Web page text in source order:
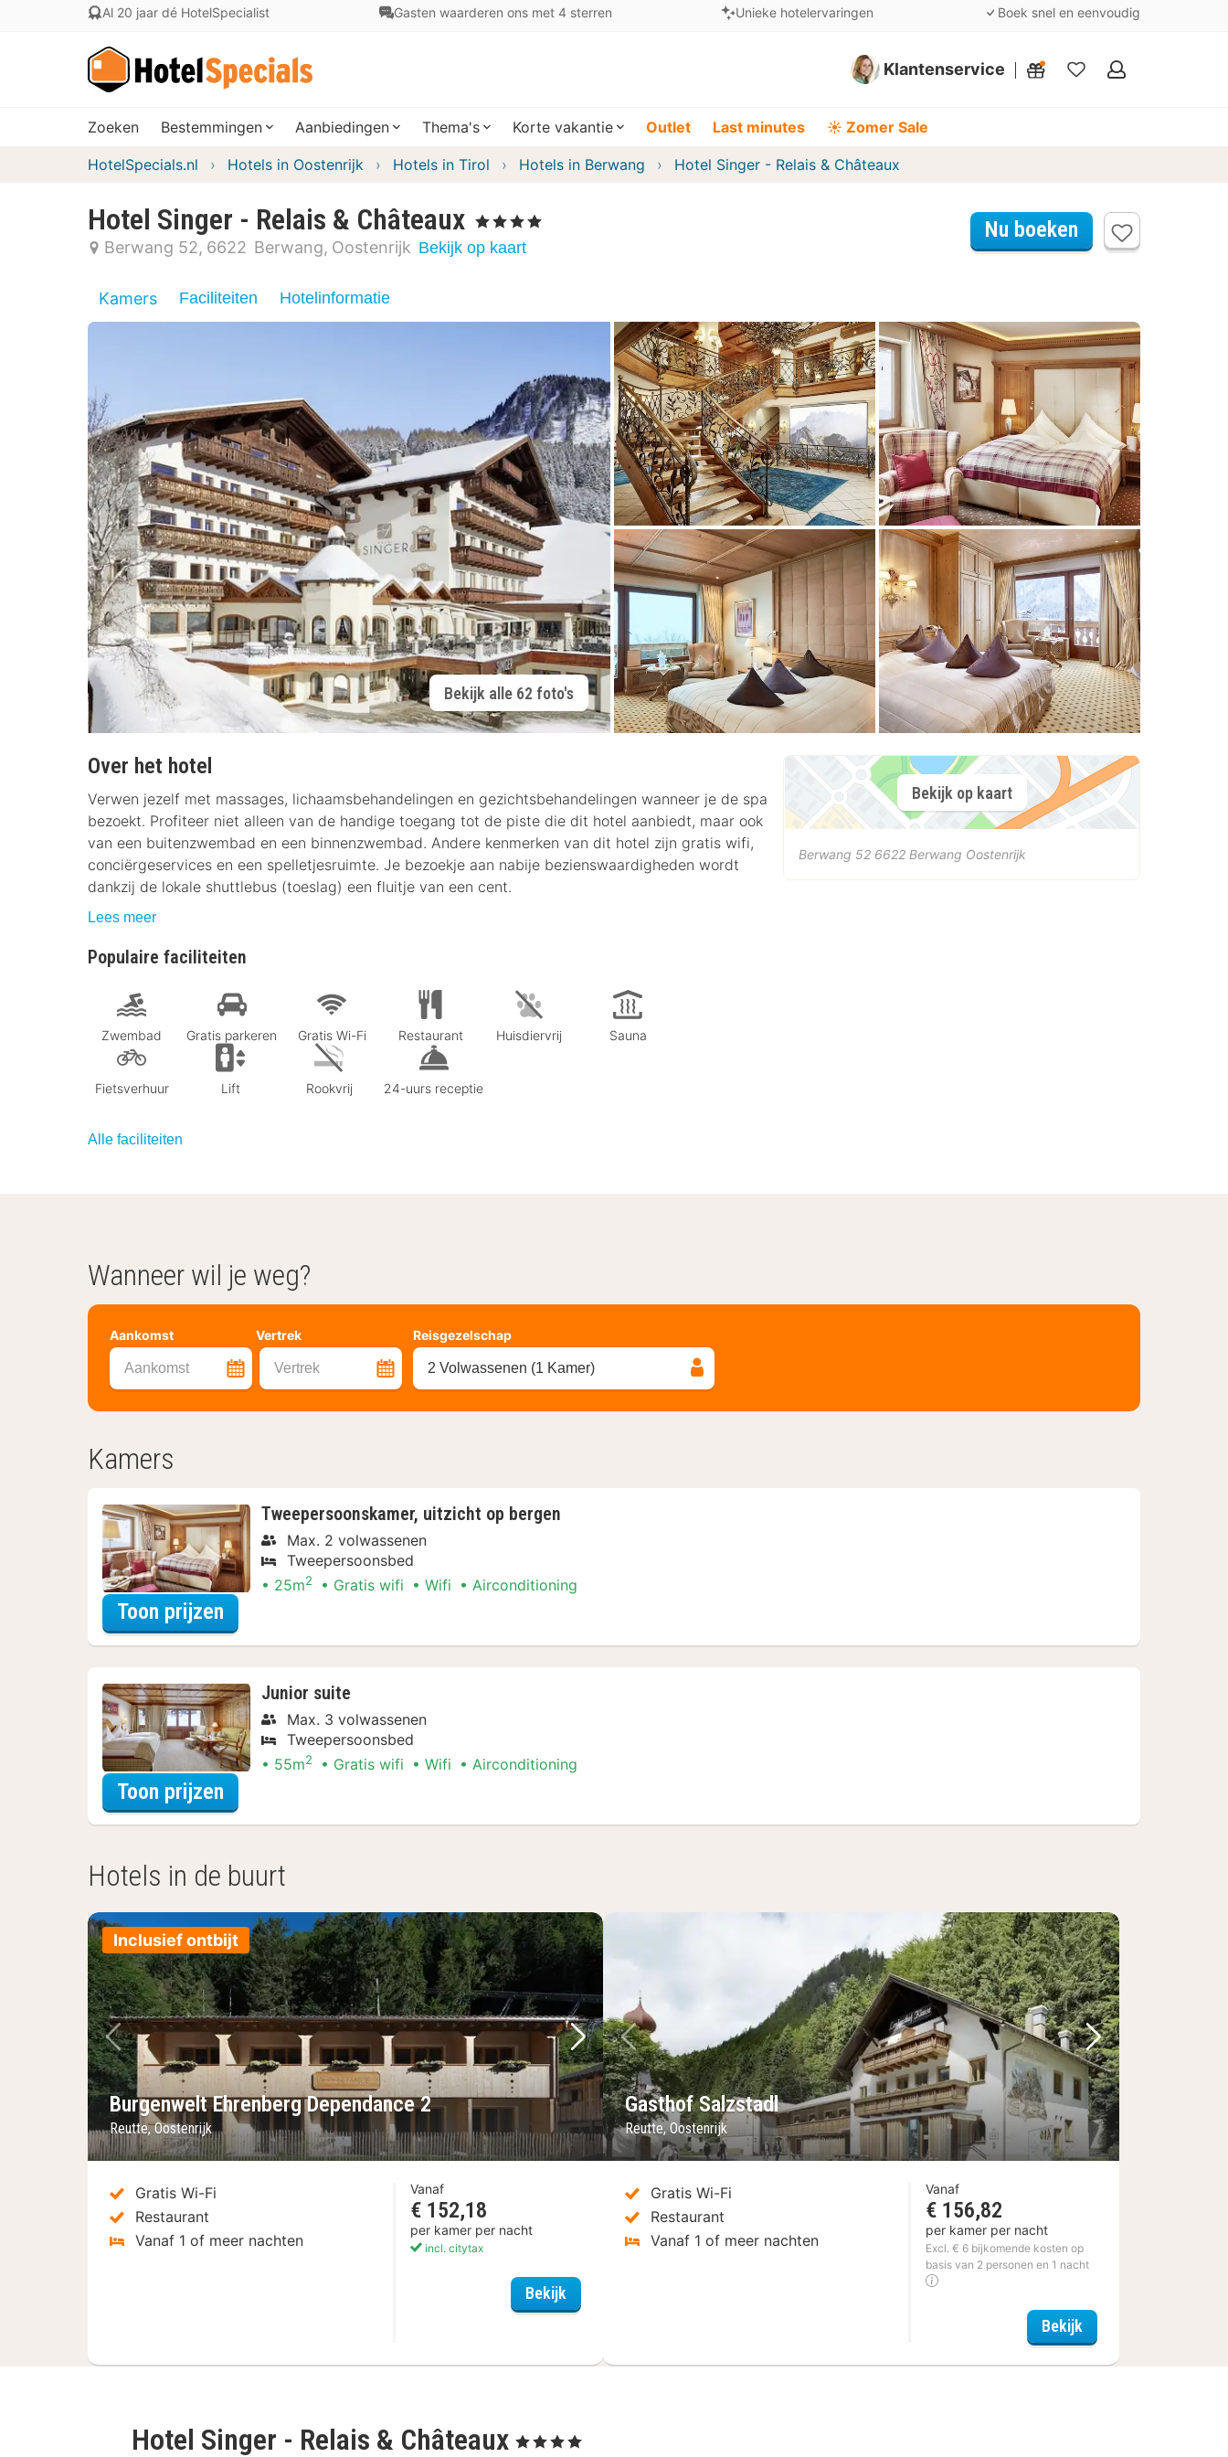
Al 20 jaar dé HotelSpecialist Gasten waarderen ons met 4 sterren Unieke hotelervaringen Boek snel en eenvoudig
Klantenservice
Mijn
Zoeken Bestemmingen Aanbiedingen Thema's Korte vakantie Outlet Last minutes ☀️ Zomer Sale
HotelSpecials.nl Hotels in Oostenrijk Hotels in Tirol Hotels in Berwang Hotel Singer - Relais & Châteaux
Hotel Singer - Relais & Châteaux , 4 Sterren
Berwang 52 6622 Berwang Oostenrijk Bekijk op kaart
Nu boeken
Kamers Faciliteiten Hotelinformatie
Bekijk alle 62 foto's
Over het hotel
Verwen jezelf met massages, lichaamsbehandelingen en gezichtsbehandelingen wanneer je de spa
bezoekt. Profiteer niet alleen van de handige toegang tot de piste die dit hotel aanbiedt, maar ook
van een buitenzwembad en een binnenzwembad. Andere kenmerken van dit hotel zijn gratis wifi,
conciërgeservices en een spelletjesruimte. Je bezoekje aan nabije bezienswaardigheden wordt
dankzij de lokale shuttlebus (toeslag) een fluitje van een cent.
Lees meer
Populaire faciliteiten
Zwembad Gratis parkeren Gratis Wi-Fi Restaurant Huisdiervrij Sauna
Fietsverhuur Lift Rookvrij 24-uurs receptie
Alle faciliteiten
Bekijk op kaart
Berwang 52 6622 Berwang Oostenrijk
Wanneer wil je weg?
Aankomst Vertrek
Aankomst Vertrek
Reisgezelschap
2 Volwassenen (1 Kamer)
Kamers
Tweepersoonskamer, uitzicht op bergen
Max. 2 volwassenen
Tweepersoonsbed
25m2 Gratis wifi Wifi Airconditioning
Toon prijzen
Junior suite
Max. 3 volwassenen
Tweepersoonsbed
55m2 Gratis wifi Wifi Airconditioning
Toon prijzen
Hotels in de buurt
Inclusief ontbijt
Vorige foto
Volgende foto
Burgenwelt Ehrenberg Dependance 2
Reutte, Oostenrijk
Gratis Wi-Fi
Restaurant
Vanaf 1 of meer nachten
Vanaf
€ 152,18
per kamer per nacht
incl. citytax
Bekijk
Vorige foto
Volgende foto
Gasthof Salzstadl
Reutte, Oostenrijk
Gratis Wi-Fi
Restaurant
Vanaf 1 of meer nachten
Vanaf
€ 156,82
per kamer per nacht
Excl. € 6 bijkomende kosten op
basis van 2 personen en 1 nacht
BekijkGasthof Salzstadl
Hotel Singer - Relais & Châteaux , 4 Sterren